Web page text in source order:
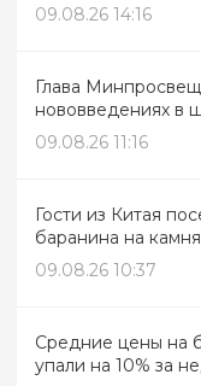
09.08.26 14:16
Глава
нововведениях в
09.08.26 11:16
Гости из Китая
баранина на
09.08.26 10:37
Средние цены на
упали на 10% за